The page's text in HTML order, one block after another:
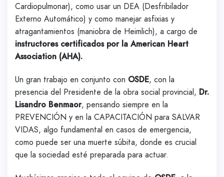
Cardiopulmonar), como usar un DEA (Desfribilador
Externo Automático) y como manejar asfixias y
atragantamientos (maniobra de Heimlich), a cargo de
instructores certificados por la American Heart
Association (AHA).
Un gran trabajo en conjunto con OSDE, con la
presencia del Presidente de la obra social provincial, Dr.
Lisandro Benmaor, pensando siempre en la
PREVENCIÓN y en la CAPACITACIÓN para SALVAR
VIDAS, algo fundamental en casos de emergencia,
como puede ser una muerte súbita, donde es crucial
que la sociedad esté preparada para actuar.